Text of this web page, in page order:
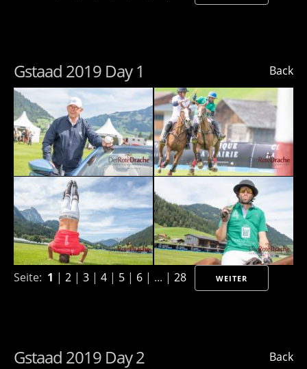
Back
Gstaad 2019 Day 1
Seite: 1 | 2 | 3 | 4 | 5 | 6 | ... | 28 WEITER
Back
Gstaad 2019 Day 2